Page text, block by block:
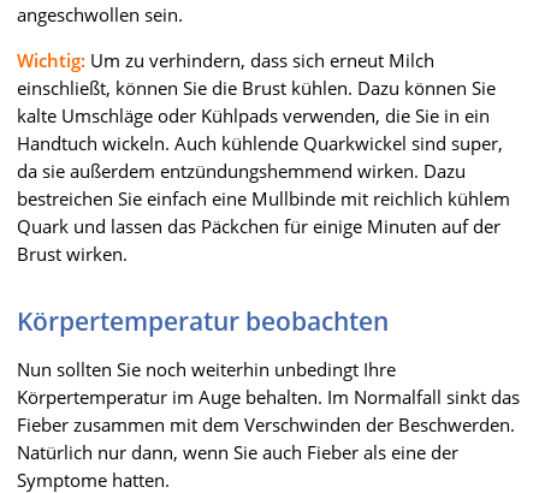
angeschwollen sein.
Wichtig: Um zu verhindern, dass sich erneut Milch
einschließt, können Sie die Brust kühlen. Dazu können Sie
kalte Umschläge oder Kühlpads verwenden, die Sie in ein
Handtuch wickeln. Auch kühlende Quarkwickel sind super,
da sie außerdem entzündungshemmend wirken. Dazu
bestreichen Sie einfach eine Mullbinde mit reichlich kühlem
Quark und lassen das Päckchen für einige Minuten auf der
Brust wirken.
Körpertemperatur beobachten
Nun sollten Sie noch weiterhin unbedingt Ihre
Körpertemperatur im Auge behalten. Im Normalfall sinkt das
Fieber zusammen mit dem Verschwinden der Beschwerden.
Natürlich nur dann, wenn Sie auch Fieber als eine der
Symptome hatten.